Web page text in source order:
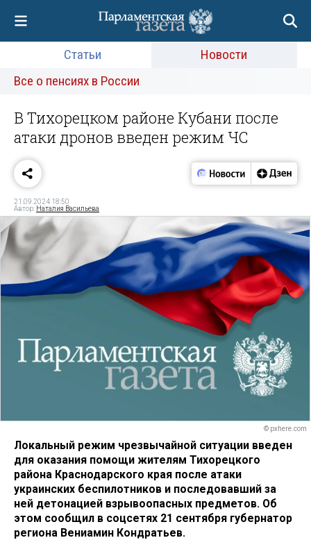
Статьи
Новости
Все о пенсиях в России
В Тихорецком районе Кубани после
атаки дронов введен режим ЧС
21.09.2024 18:50
Автор: Наталия Васильева
© pxhere.com
Локальный режим чрезвычайной ситуации введен
для оказания помощи жителям Тихорецкого
района Краснодарского края после атаки
украинских беспилотников и последовавший за
ней детонацией взрывоопасных предметов. Об
этом сообщил в соцсетях 21 сентября губернатор
региона Вениамин Кондратьев.